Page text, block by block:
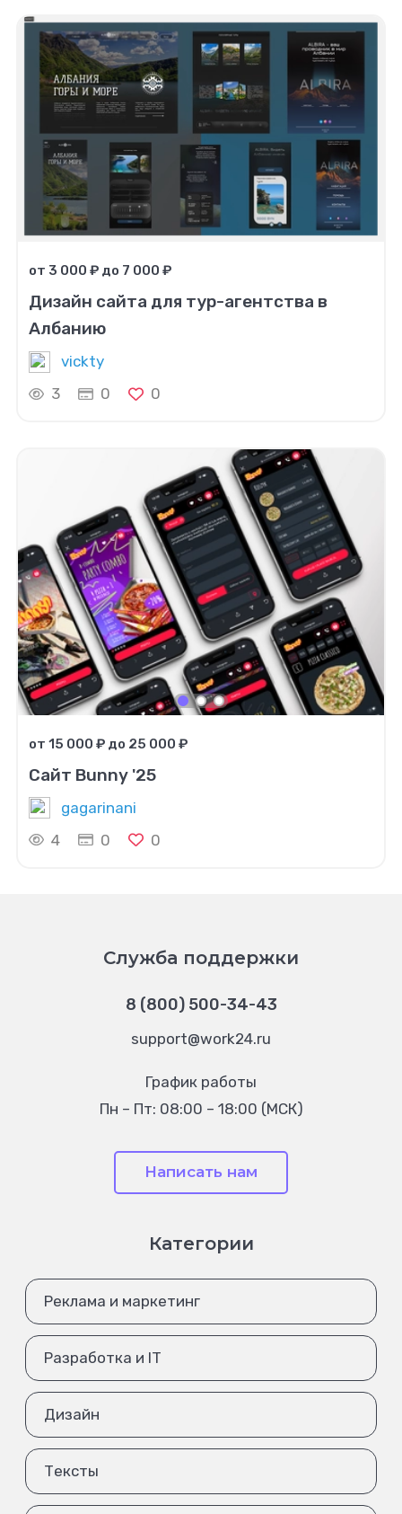
от 3 000 ₽ до 7 000 ₽
Дизайн сайта для тур-агентства в
Албанию
vickty
3
0 0
от 15 000 ₽ до 25 000 ₽
Сайт Bunny '25
gagarinani
4
0 0
Служба поддержки
8 (800) 500-34-43
support@work24.ru
График работы
Пн – Пт: 08:00 – 18:00 (МСК)
Написать нам
Категории
Реклама и маркетинг
Разработка и IT
Дизайн
Тексты